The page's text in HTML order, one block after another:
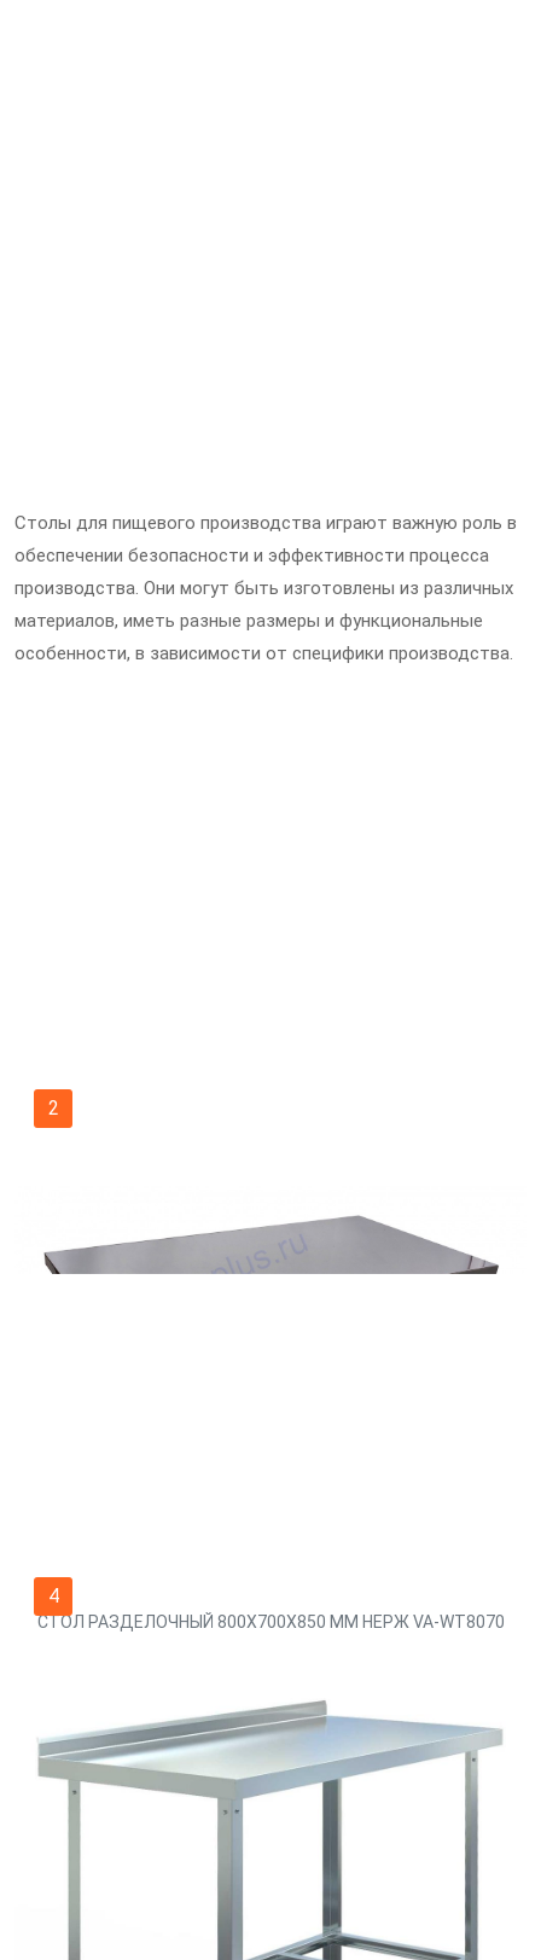
Столы для пищевого производства играют важную роль в
обеспечении безопасности и эффективности процесса
производства. Они могут быть изготовлены из различных
материалов, иметь разные размеры и функциональные
особенности, в зависимости от специфики производства.
2
4
СТОЛ РАЗДЕЛОЧНЫЙ 800X700X850 ММ НЕРЖ VA-WT8070